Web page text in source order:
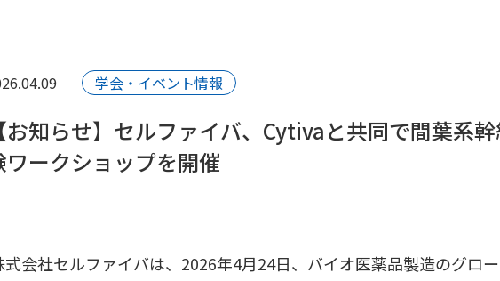
学会・イベント情報
お知らせ】セルファイバ、Cytivaと共同で間葉系
ワークショップを開催
会社セルファイバは、2026年4月24日、バイオ医薬品製造のグロ